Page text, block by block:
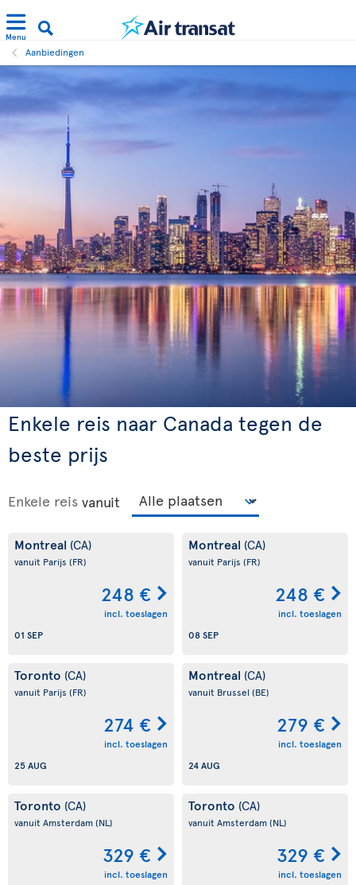
Menu
Aanbiedingen
Enkele reis naar Canada tegen de
beste prijs
Enkele reis vanuit
Montreal (CA)
vanuit Parijs (FR)
248 €
incl. toeslagen
01 SEP
Montreal (CA)
vanuit Parijs (FR)
248 €
incl. toeslagen
08 SEP
Toronto (CA)
vanuit Parijs (FR)
274 €
incl. toeslagen
25 AUG
Montreal (CA)
vanuit Brussel (BE)
279 €
incl. toeslagen
24 AUG
Toronto (CA)
vanuit Amsterdam(NL)
329 €
incl. toeslagen
Toronto (CA)
vanuit Amsterdam(NL)
329 €
incl. toeslagen